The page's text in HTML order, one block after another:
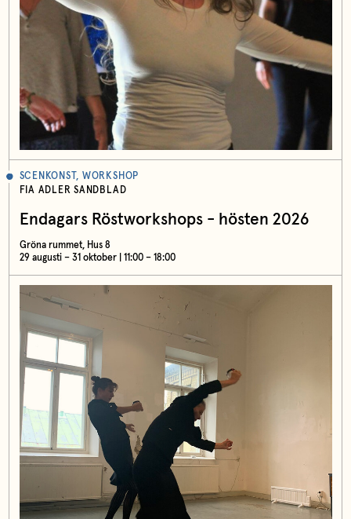
SCENKONST, WORKSHOP
FIA ADLER SANDBLAD
Endagars Röstworkshops - hösten 2026
Gröna rummet, Hus 8
29 augusti – 31 oktober | 11:00 – 18:00